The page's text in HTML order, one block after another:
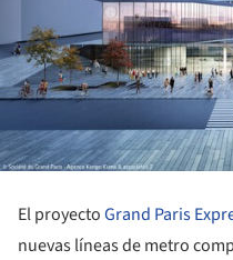
El proyectoGrand Paris
nuevas líneas de metro